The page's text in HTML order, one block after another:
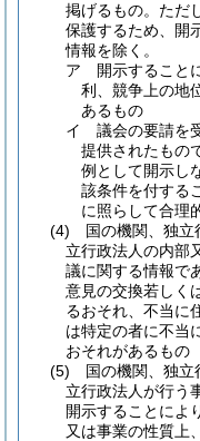
掲げるもの。 ただ
保護するため、開
情報を除く。
ア
開示すること
利、競争上の地
あるもの
イ
議会の要請を
提供されたもの
例として開示し
該条件を付する
に照らして合理
(4)
国の機関、独
立行政法人の内部
議に関する情報で
意見の交換若しく
るおそれ、不当に
は特定の者に不当
おそれがあるもの
(5)
国の機関、独
立行政法人が行う
開示することによ
又は事業の性質上